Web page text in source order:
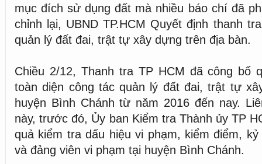
mục đích sử dụng đất mà nhiều báo chí đã
chỉnh lại, UBND TP.HCM Quyết định thanh
quản lý đất đai, trật tự xây dựng trên địa bàn.
Chiều 2/12, Thanh tra TP HCM đã công bố
toàn diện công tác quản lý đất đai, trật tự
huyện Bình Chánh từ năm 2016 đến nay.
này, trước đó, Ủy ban Kiểm tra Thành ủy TP
quả kiểm tra dấu hiệu vi phạm, kiểm điểm,
và đảng viên vi phạm tại huyện Bình Chánh.